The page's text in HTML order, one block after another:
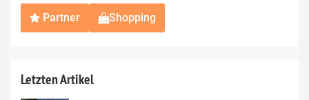
Partner Shopping
Letzten Artikel